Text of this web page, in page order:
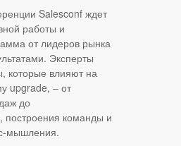
Salesconf ждет
работы и
от лидеров рынка
Эксперты
которые влияют на
upgrade, – от
до
построения команды и
мышления.